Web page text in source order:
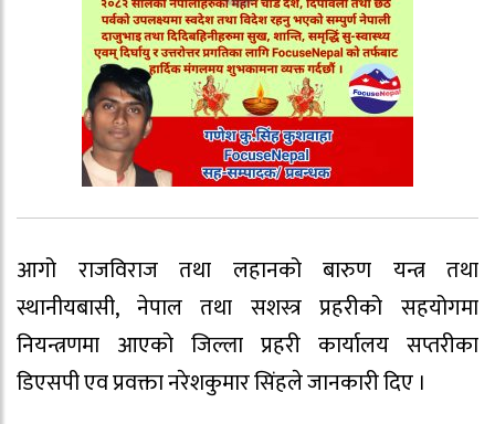
आगो राजविराज तथा लहानको बारुण यन्त्र तथा
स्थानीयबासी, नेपाल तथा सशस्त्र प्रहरीको सहयोगमा
नियन्त्रणमा आएको जिल्ला प्रहरी कार्यालय सप्तरीका
डिएसपी एव प्रवक्ता नरेशकुमार सिंहले जानकारी दिए ।